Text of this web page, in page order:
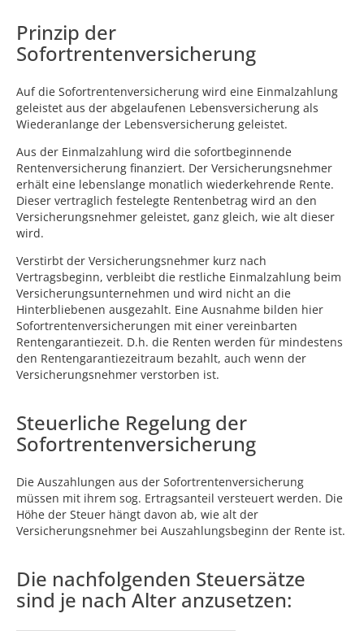
Prinzip der
Sofortrentenversicherung
Auf die Sofortrentenversicherung wird eine Einmalzahlung
geleistet aus der abgelaufenen Lebensversicherung als
Wiederanlange der Lebensversicherung geleistet.
Aus der Einmalzahlung wird die sofortbeginnende
Rentenversicherung finanziert. Der Versicherungsnehmer
erhält eine lebenslange monatlich wiederkehrende Rente.
Dieser vertraglich festelegte Rentenbetrag wird an den
Versicherungsnehmer geleistet, ganz gleich, wie alt dieser
wird.
Verstirbt der Versicherungsnehmer kurz nach
Vertragsbeginn, verbleibt die restliche Einmalzahlung beim
Versicherungsunternehmen und wird nicht an die
Hinterbliebenen ausgezahlt. Eine Ausnahme bilden hier
Sofortrentenversicherungen mit einer vereinbarten
Rentengarantiezeit. D.h. die Renten werden für mindestens
den Rentengarantiezeitraum bezahlt, auch wenn der
Versicherungsnehmer verstorben ist.
Steuerliche Regelung der
Sofortrentenversicherung
Die Auszahlungen aus der Sofortrentenversicherung
müssen mit ihrem sog. Ertragsanteil versteuert werden. Die
Höhe der Steuer hängt davon ab, wie alt der
Versicherungsnehmer bei Auszahlungsbeginn der Rente ist.
Die nachfolgenden Steuersätze
sind je nach Alter anzusetzen: